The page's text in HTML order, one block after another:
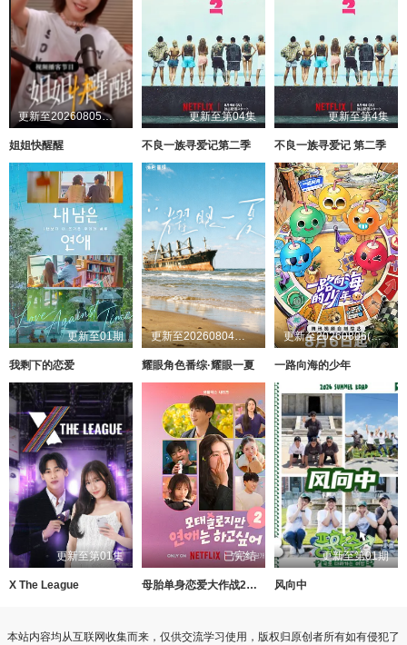
更新至20260805第1期加更
姐姐快醒醒
更新至第04集
不良一族寻爱记第二季
更新至第4集
不良一族寻爱记 第二季
更新至01期
我剩下的恋爱
更新至20260804第1期
耀眼角色番综·耀眼一夏
更新至20260806(第1期)
一路向海的少年
更新至第01集
X The League
已完结
母胎单身恋爱大作战2（节目售后）
更新至第01期
风向中
本站内容均从互联网收集而来，仅供交流学习使用，版权归原创者所有如有侵犯了